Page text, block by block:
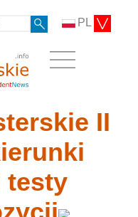
PL
II
testy